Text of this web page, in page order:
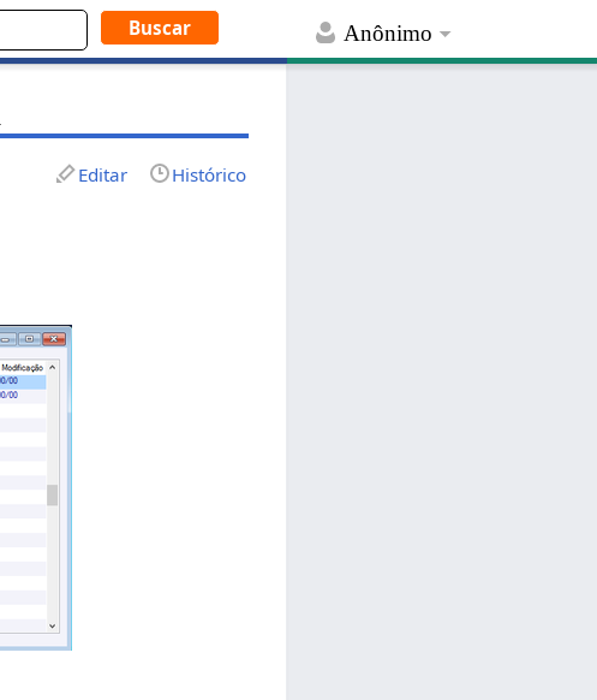
Anônimo
Editar Histórico